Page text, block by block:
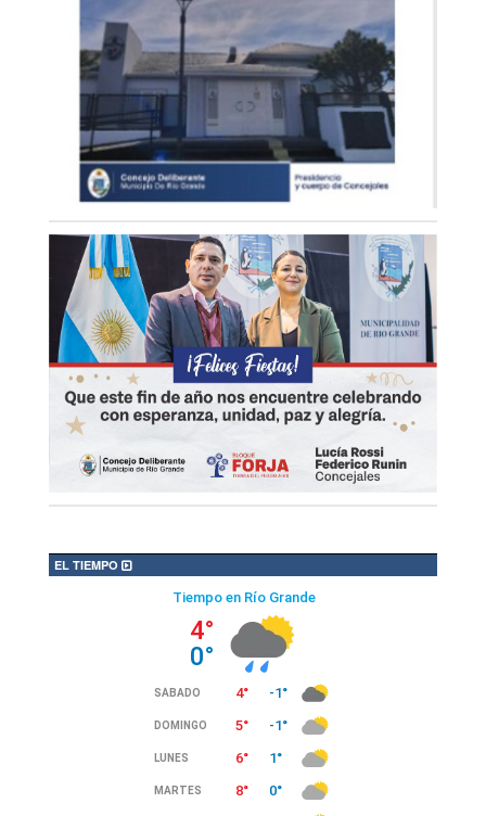
EL TIEMPO